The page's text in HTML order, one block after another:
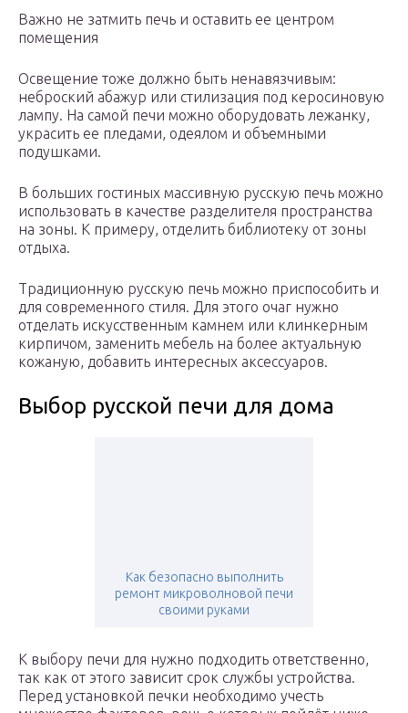
Важно не затмить печь и оставить ее центром
помещения
Освещение тоже должно быть ненавязчивым:
неброский абажур или стилизация под керосиновую
лампу. На самой печи можно оборудовать лежанку,
украсить ее пледами, одеялом и объемными
подушками.
В больших гостиных массивную русскую печь можно
использовать в качестве разделителя пространства
на зоны. К примеру, отделить библиотеку от зоны
отдыха.
Традиционную русскую печь можно приспособить и
для современного стиля. Для этого очаг нужно
отделать искусственным камнем или клинкерным
кирпичом, заменить мебель на более актуальную
кожаную, добавить интересных аксессуаров.
Выбор русской печи для дома
Как безопасно выполнить
ремонт микроволновой печи
своими руками
К выбору печи для нужно подходить ответственно,
так как от этого зависит срок службы устройства.
Перед установкой печки необходимо учесть